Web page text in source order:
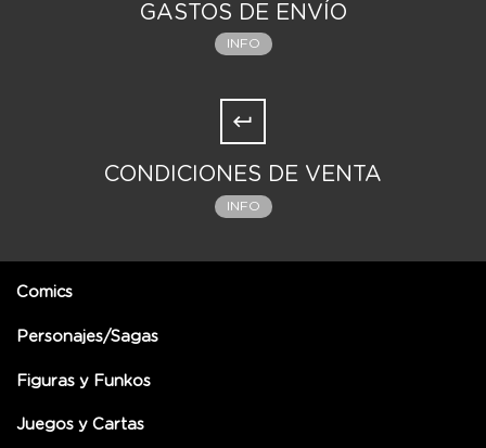
GASTOS DE ENVÍO
INFO
CONDICIONES DE VENTA
INFO
Comics
Personajes/Sagas
Figuras y Funkos
Juegos y Cartas